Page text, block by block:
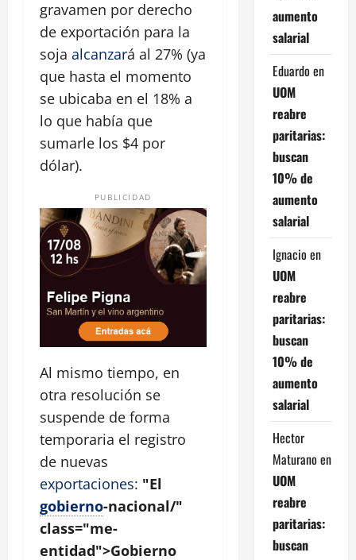
gravamen por derecho
de exportación para la
soja alcanzará al 27% (ya
que hasta el momento
se ubicaba en el 18% a
lo que había que
sumarle los $4 por
dólar).
PUBLICIDAD
Al mismo tiempo, en
otra resolución se
suspende de forma
temporaria el registro
de nuevas
exportaciones: "El
gobierno-nacional/"
class="me-
entidad">Gobierno
aumento
salarial
Eduardo en
UOM
reabre
paritarias:
buscan
10% de
aumento
salarial
Ignacio en
UOM
reabre
paritarias:
buscan
10% de
aumento
salarial
Hector
Maturano en
UOM
reabre
paritarias:
buscan